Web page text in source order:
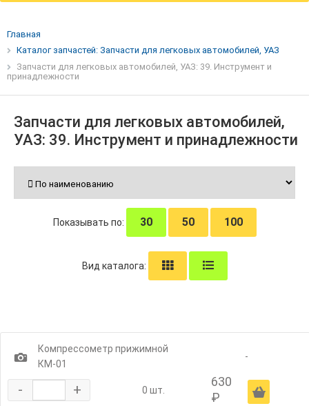
Главная
Каталог запчастей: Запчасти для легковых автомобилей, УАЗ
Запчасти для легковых автомобилей, УАЗ: 39. Инструмент и
принадлежности
Запчасти для легковых автомобилей,
УАЗ: 39. Инструмент и принадлежности
Показывать по: 30 50 100
Вид каталога:
1
Компрессометр прижимной
КМ-01
-
- + 0 шт.
630
₽
Ä